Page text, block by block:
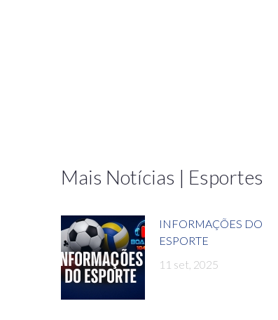
Mais Notícias | Esportes
INFORMAÇÕES DO
ESPORTE
11 set, 2025